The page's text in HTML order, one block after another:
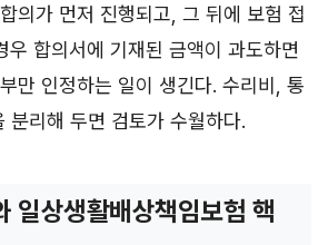
의가 먼저 진행되고, 그 뒤에 보험 접
우 합의서에 기재된 금액이 과도하면
만 인정하는 일이 생긴다. 수리비, 통
분리해 두면 검토가 수월하다.
일상생활배상책임보험 핵